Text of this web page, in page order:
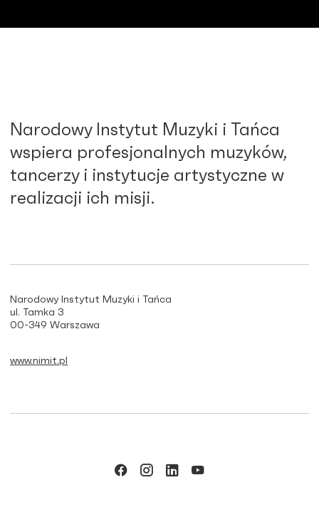
Narodowy Instytut Muzyki i Tańca
wspiera profesjonalnych muzyków,
tancerzy i instytucje artystyczne w
realizacji ich misji.
Narodowy Instytut Muzyki i Tańca
ul. Tamka 3
00-349 Warszawa
www.nimit.pl